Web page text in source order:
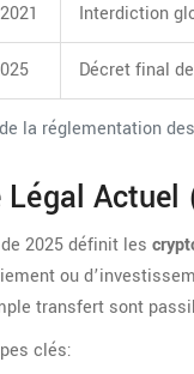
la réglementation
Interdiction
Décret final
Légal
2025 définit les
ou
transfert sont
clés: